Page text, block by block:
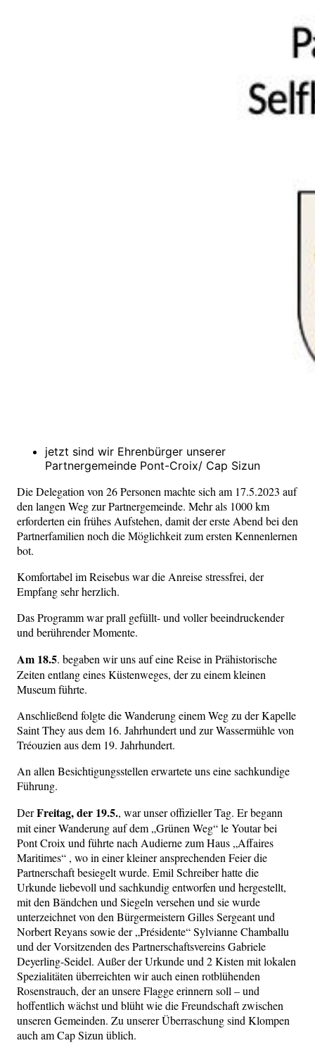
jetzt sind wir Ehrenbürger unserer
Partnergemeinde Pont-Croix/ Cap Sizun
Die Delegation von 26 Personen machte sich am 17.5.2023 auf
den langen Weg zur Partnergemeinde. Mehr als 1000 km
erforderten ein frühes Aufstehen, damit der erste Abend bei den
Partnerfamilien noch die Möglichkeit zum ersten Kennenlernen
bot.
Komfortabel im Reisebus war die Anreise stressfrei, der
Empfang sehr herzlich.
Das Programm war prall gefüllt- und voller beeindruckender
und berührender Momente.
Am 18.5. begaben wir uns auf eine Reise in Prähistorische
Zeiten entlang eines Küstenweges, der zu einem kleinen
Museum führte.
Anschließend folgte die Wanderung einem Weg zu der Kapelle
Saint They aus dem 16. Jahrhundert und zur Wassermühle von
Tréouzien aus dem 19. Jahrhundert.
An allen Besichtigungsstellen erwartete uns eine sachkundige
Führung.
DerFreitag, der 19.5., war unser offizieller Tag. Er begann
mit einer Wanderung auf dem „Grünen Weg“ le Youtar bei
Pont Croix und führte nach Audierne zum Haus „Affaires
Maritimes“ , wo in einer kleiner ansprechenden Feier die
Partnerschaft besiegelt wurde. Emil Schreiber hatte die
Urkunde liebevoll und sachkundig entworfen und hergestellt,
mit den Bändchen und Siegeln versehen und sie wurde
unterzeichnet von den Bürgermeistern Gilles Sergeant und
Norbert Reyans sowie der „Présidente“ Sylvianne Chamballu
und der Vorsitzenden des Partnerschaftsvereins Gabriele
Deyerling-Seidel. Außer der Urkunde und 2 Kisten mit lokalen
Spezialitäten überreichten wir auch einen rotblühenden
Rosenstrauch, der an unsere Flagge erinnern soll – und
hoffentlich wächst und blüht wie die Freundschaft zwischen
unseren Gemeinden. Zu unserer Überraschung sind Klompen
auch am Cap Sizun üblich.